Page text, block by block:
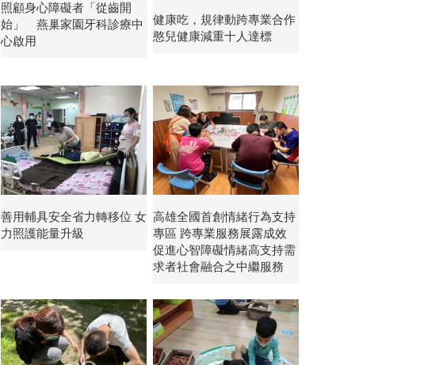
照顧身心障礙者「從齒開
始」 燕巢家園牙科診療中
心啟用
健康吃，規律動跨專業合作
憨兒健康減重十人達標
善用輔具安全省力轉移位 女
力照護能量升級
高雄全國首創情緒行為支持
專區 跨專業服務展露成效
促進心智障礙情緒高支持需
求者社會融合之中繼服務